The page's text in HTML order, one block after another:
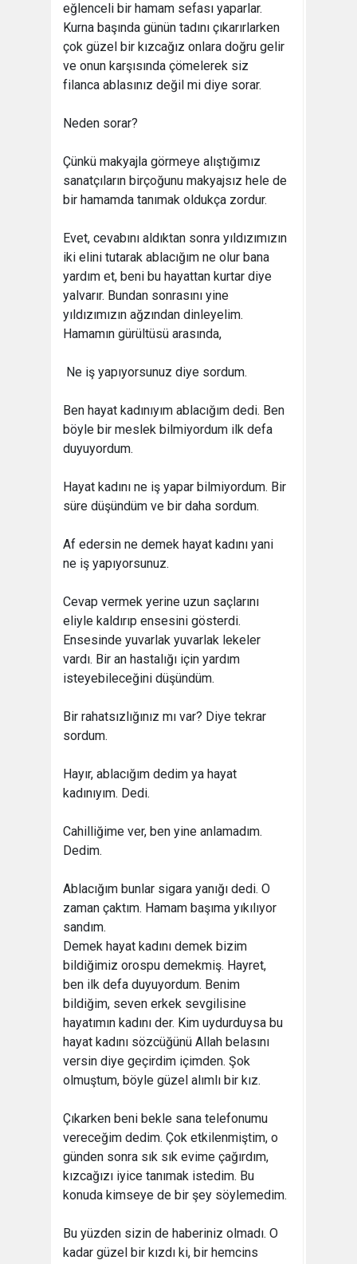
eğlenceli bir hamam sefası yaparlar.
Kurna başında günün tadını çıkarırlarken
çok güzel bir kızcağız onlara doğru gelir
ve onun karşısında çömelerek siz
filanca ablasınız değil mi diye sorar.
Neden sorar?
Çünkü makyajla görmeye alıştığımız
sanatçıların birçoğunu makyajsız hele de
bir hamamda tanımak oldukça zordur.
Evet, cevabını aldıktan sonra yıldızımızın
iki elini tutarak ablacığım ne olur bana
yardım et, beni bu hayattan kurtar diye
yalvarır. Bundan sonrasını yine
yıldızımızın ağzından dinleyelim.
Hamamın gürültüsü arasında,
 Ne iş yapıyorsunuz diye sordum.
Ben hayat kadınıyım ablacığım dedi. Ben
böyle bir meslek bilmiyordum ilk defa
duyuyordum.
Hayat kadını ne iş yapar bilmiyordum. Bir
süre düşündüm ve bir daha sordum.
Af edersin ne demek hayat kadını yani
ne iş yapıyorsunuz.
Cevap vermek yerine uzun saçlarını
eliyle kaldırıp ensesini gösterdi.
Ensesinde yuvarlak yuvarlak lekeler
vardı. Bir an hastalığı için yardım
isteyebileceğini düşündüm.
Bir rahatsızlığınız mı var? Diye tekrar
sordum.
Hayır, ablacığım dedim ya hayat
kadınıyım. Dedi.
Cahilliğime ver, ben yine anlamadım.
Dedim.
Ablacığım bunlar sigara yanığı dedi. O
zaman çaktım. Hamam başıma yıkılıyor
sandım.
Demek hayat kadını demek bizim
bildiğimiz orospu demekmiş. Hayret,
ben ilk defa duyuyordum. Benim
bildiğim, seven erkek sevgilisine
hayatımın kadını der. Kim uydurduysa bu
hayat kadını sözcüğünü Allah belasını
versin diye geçirdim içimden. Şok
olmuştum, böyle güzel alımlı bir kız.
Çıkarken beni bekle sana telefonumu
vereceğim dedim. Çok etkilenmiştim, o
günden sonra sık sık evime çağırdım,
kızcağızı iyice tanımak istedim. Bu
konuda kimseye de bir şey söylemedim.
Bu yüzden sizin de haberiniz olmadı. O
kadar güzel bir kızdı ki, bir hemcins